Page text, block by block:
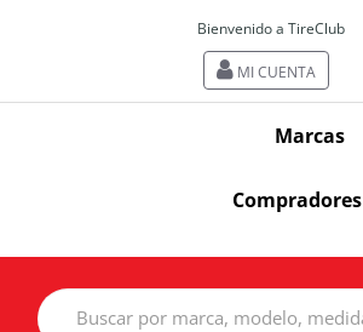
Bienvenido a TireClub
MI CUENTA
Marcas
Compradores
Search
for: